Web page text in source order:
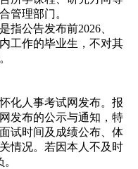
管理部门。
指公告发布前2026、
工作的毕业生，不对其
化人事考试网发布。报
发布的公示与通知，特
试时间及成绩公布、体
情况。若因本人不及时